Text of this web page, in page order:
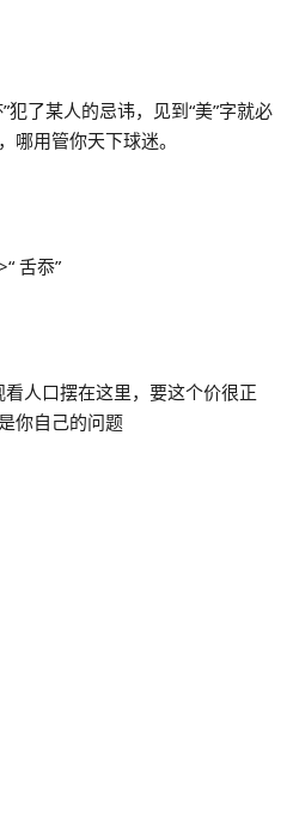
犯了某人的忌讳，见到“美”字就必
哪用管你天下球迷。
舌忝”
人口摆在这里，要这个价很正
你自己的问题